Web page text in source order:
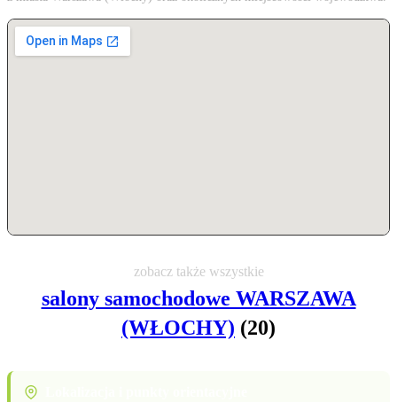
zobacz także wszystkie
salony samochodowe WARSZAWA
(WŁOCHY) (20)